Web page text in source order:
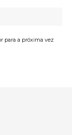
para a próxima vez